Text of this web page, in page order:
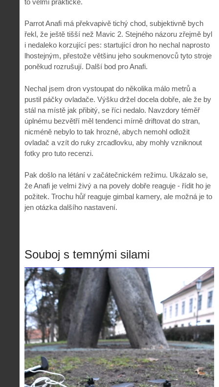
Parrot Anafi má překvapivě tichý chod, subjektivně bych
řekl, že ještě tišší než Mavic 2. Stejného názoru zřejmě byl
i nedaleko korzující pes: startující dron ho nechal naprosto
lhostejným, přestože většinu jeho soukmenovců tyto stroje
poněkud rozrušují. Další bod pro Anafi.
Nechal jsem dron vystoupat do několika málo metrů a
pustil páčky ovladače. Výšku držel docela dobře, ale že by
stál na místě jak přibitý, se říci nedalo. Navzdory téměř
úplnému bezvětří měl tendenci mírně driftovat do stran,
nicméně nebylo to tak hrozné, abych nemohl odložit
ovladač a vzít do ruky zrcadlovku, aby mohly vzniknout
fotky pro tuto recenzi.
Pak došlo na létání v začátečnickém režimu. Ukázalo se,
že Anafi je velmi živý a na povely dobře reaguje - řídit ho je
požitek. Trochu hůř reaguje gimbal kamery, ale možná je to
jen otázka dalšího nastavení.
Souboj s temnými silami